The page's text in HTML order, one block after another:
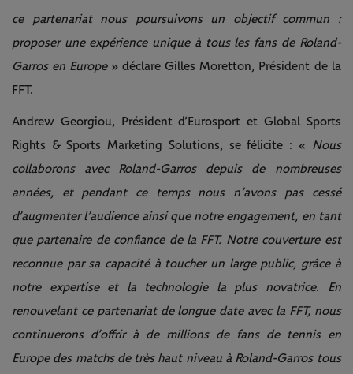
ce partenariat nous poursuivons un objectif commun :
proposer une expérience unique à tous les fans de Roland-
Garros en Europe » déclare Gilles Moretton, Président de la
FFT.
Andrew Georgiou, Président d’Eurosport et Global Sports
Rights & Sports Marketing Solutions, se félicite : «
Nous
collaborons avec Roland-Garros depuis de nombreuses
années, et pendant ce temps nous n’avons pas cessé
d’augmenter l’audience ainsi que notre engagement, en tant
que partenaire de confiance de la FFT. Notre couverture est
reconnue par sa capacité à toucher un large public, grâce à
notre expertise et la technologie la plus novatrice. En
renouvelant ce partenariat de longue date avec la FFT, nous
continuerons d’offrir à de millions de fans de tennis en
Europe des matchs de très haut niveau à Roland-Garros tous